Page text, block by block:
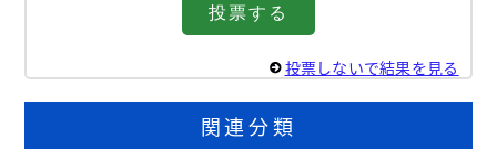
投票しないで結果を見る
関連分類